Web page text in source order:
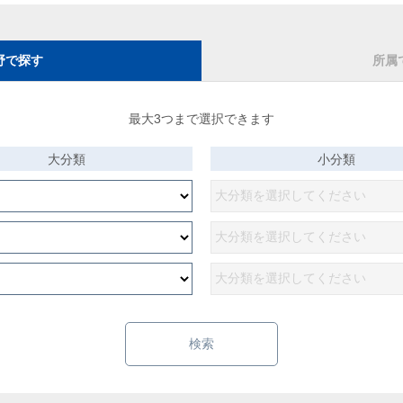
で探す 所属
最大3つまで選択できます
大分類 小分類
検索